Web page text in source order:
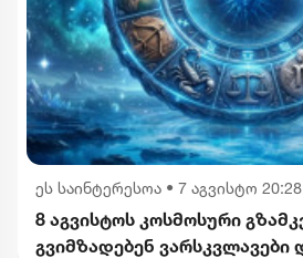
ეს საინტერესოა • 7 აგვისტო 20:28
8 აგვისტოს კოსმოსური
გვიმზადებენ ვარსკვლავები